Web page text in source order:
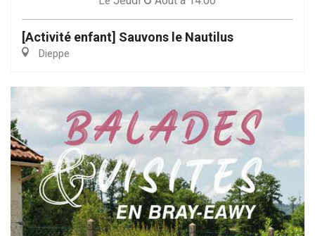
[Activité enfant] Sauvons le Nautilus
Dieppe